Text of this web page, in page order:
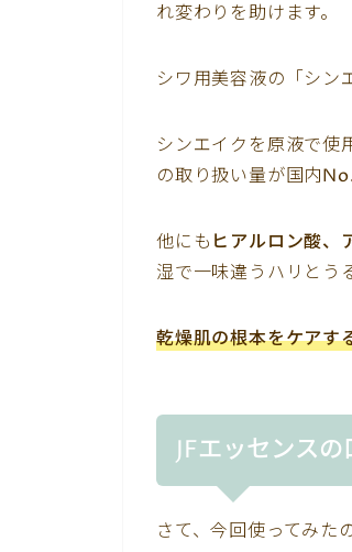
れ変わりを助けます。
シワ用美容液の「シン
シンエイクを原液で使
の取り扱い量が国内
他にも ヒアルロン酸、
湿で一味違うハリとう
乾燥肌の根本をケアす
JFエッセンス
さて、今回使ってみた